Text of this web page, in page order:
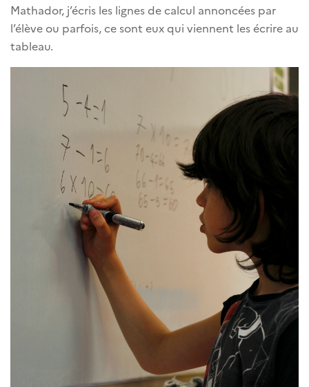
Mathador, j’écris les lignes de calcul annoncées par
l’élève ou parfois, ce sont eux qui viennent les écrire au
tableau.